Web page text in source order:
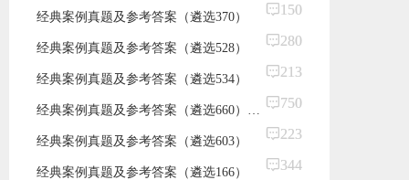
经典案例真题及参考答案（遴选370）
150
​经典案例真题及参考答案（遴选528）
280
经典案例真题及参考答案（遴选534）
213
750
​经典案例真题及参考答案（遴选603）
223
经典案例真题及参考答案（遴选166）
344